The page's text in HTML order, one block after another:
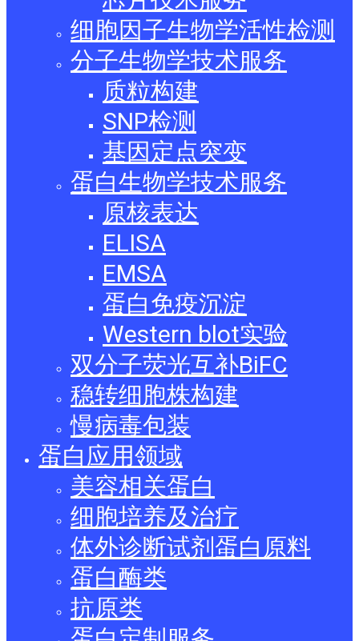
细胞因子生物学活性检测
分子生物学技术服务
质粒构建
SNP检测
基因定点突变
蛋白生物学技术服务
原核表达
ELISA
EMSA
蛋白免疫沉淀
Western blot实验
双分子荧光互补BiFC
稳转细胞株构建
慢病毒包装
蛋白应用领域
美容相关蛋白
细胞培养及治疗
体外诊断试剂蛋白原料
蛋白酶类
抗原类